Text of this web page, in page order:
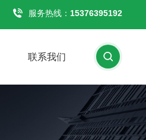
服务热线： 15376395192
联系我们